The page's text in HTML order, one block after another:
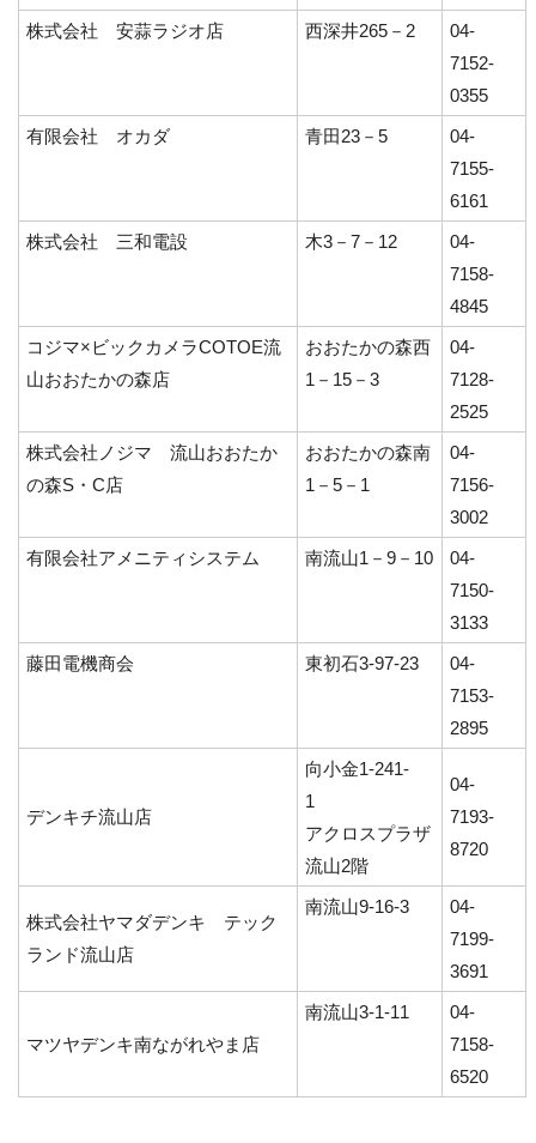
株式会社 安蒜ラジオ店
西深井265－2
04-
7152-
0355
有限会社 オカダ
青田23－5
04-
7155-
6161
株式会社 三和電設
木3－7－12
04-
7158-
4845
コジマ×ビックカメラCOTOE流
山おおたかの森店
おおたかの森西
1－15－3
04-
7128-
2525
株式会社ノジマ 流山おおたか
の森S・C店
おおたかの森南
1－5－1
04-
7156-
3002
有限会社アメニティシステム
南流山1－9－10
04-
7150-
3133
藤田電機商会
東初石3-97-23
04-
7153-
2895
デンキチ流山店
向小金1-241-
1
アクロスプラザ
流山2階
04-
7193-
8720
株式会社ヤマダデンキ テック
ランド流山店
南流山9-16-3
04-
7199-
3691
マツヤデンキ南ながれやま店
南流山3-1-11
04-
7158-
6520